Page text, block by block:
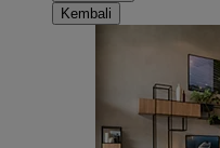
Kembali